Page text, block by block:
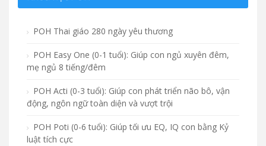
POH Thai giáo 280 ngày yêu thương
POH Easy One (0-1 tuổi): Giúp con ngủ xuyên đêm,
mẹ ngủ 8 tiếng/đêm
POH Acti (0-3 tuổi): Giúp con phát triển não bô, vận
động, ngôn ngữ toàn diện và vượt trội
POH Poti (0-6 tuổi): Giúp tối ưu EQ, IQ con bằng Kỷ
luật tích cực